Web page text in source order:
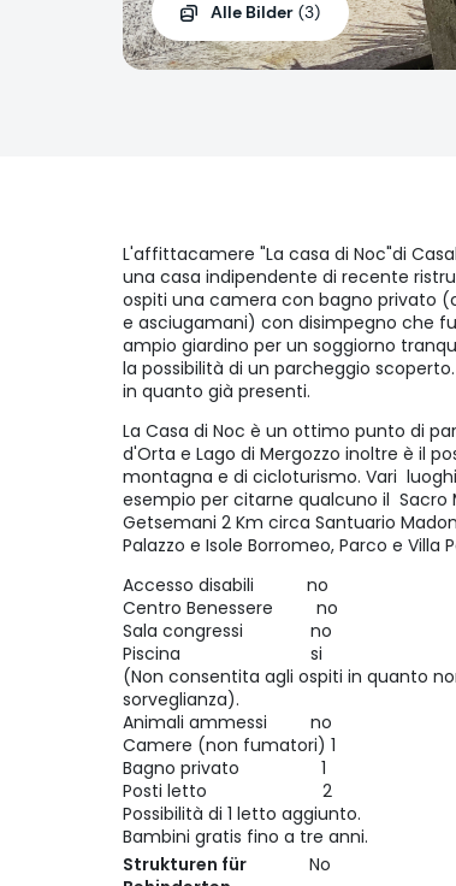
Alle Bilder (3)
L'affittacamere "La casa di Noc"di
una casa indipendente di recente
ospiti una camera con bagno privato
e asciugamani) con disimpegno che
ampio giardino per un soggiorno
la possibilità di un parcheggio
in quanto già presenti.
La Casa di Noc è un ottimo punto di
d'Orta e Lago di Mergozzo inoltre è il
montagna e di cicloturismo. Vari
esempio per citarne qualcuno il Sacro
Getsemani 2 Km circa Santuario
Palazzo e Isole Borromeo, Parco e Villa
Accesso disabili no
Centro Benessere no
Sala congressi no
Piscina si
(Non consentita agli ospiti in quanto
sorveglianza).
Animali ammessi no
Camere (non fumatori) 1
Bagno privato 1
Posti letto 2
Possibilità di 1 letto aggiunto.
Bambini gratis fino a tre anni.
Strukturen für
No